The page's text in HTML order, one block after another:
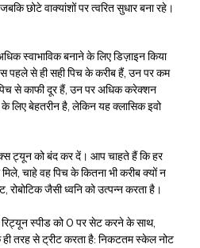
छोटे वाक्यांशों पर त्वरित सुधार बना रहे।
स्वाभाविक बनाने के लिए डिज़ाइन किया
पहले से ही सही पिच के करीब हैं, उन पर कम
से काफी दूर हैं, उन पर अधिक करेक्शन
के लिए बेहतरीन है, लेकिन यह क्लासिक इवो
ट्यून को बंद कर दें। आप चाहते हैं कि हर
चाहे वह पिच के कितना भी करीब क्यों न
रोबोटिक जैसी ध्वनि को उत्पन्न करता है।
स्पीड को 0 पर सेट करने के साथ,
तरह से ट्रीट करता है: निकटतम स्केल नोट